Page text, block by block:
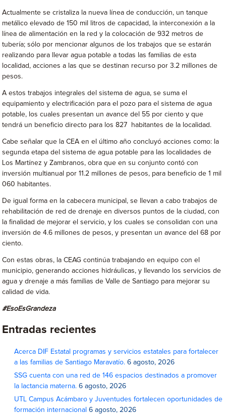
Actualmente se cristaliza la nueva línea de conducción, un tanque
metálico elevado de 150 mil litros de capacidad, la interconexión a la
línea de alimentación en la red y la colocación de 932 metros de
tubería; sólo por mencionar algunos de los trabajos que se estarán
realizando para llevar agua potable a todas las familias de esta
localidad, acciones a las que se destinan recurso por 3.2 millones de
pesos.
A estos trabajos integrales del sistema de agua, se suma el
equipamiento y electrificación para el pozo para el sistema de agua
potable, los cuales presentan un avance del 55 por ciento y que
tendrá un beneficio directo para los 827 habitantes de la localidad.
Cabe señalar que la CEA en el último año concluyó acciones como: la
segunda etapa del sistema de agua potable para las localidades de
Los Martínez y Zambranos, obra que en su conjunto contó con
inversión multianual por 11.2 millones de pesos, para beneficio de 1 mil
060 habitantes.
De igual forma en la cabecera municipal, se llevan a cabo trabajos de
rehabilitación de red de drenaje en diversos puntos de la ciudad, con
la finalidad de mejorar el servicio, y los cuales se consolidan con una
inversión de 4.6 millones de pesos, y presentan un avance del 68 por
ciento.
Con estas obras, la CEAG continúa trabajando en equipo con el
municipio, generando acciones hidráulicas, y llevando los servicios de
agua y drenaje a más familias de Valle de Santiago para mejorar su
calidad de vida.
#EsoEsGrandeza
Entradas recientes
Acerca DIF Estatal programas y servicios estatales para fortalecer
a las familias de Santiago Maravatío. 6 agosto, 2026
SSG cuenta con una red de 146 espacios destinados a promover
la lactancia materna. 6 agosto, 2026
UTL Campus Acámbaro y Juventudes fortalecen oportunidades de
formación internacional 6 agosto, 2026